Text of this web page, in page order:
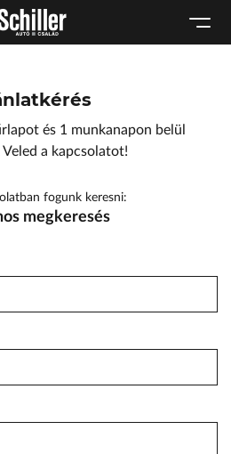
és 1 munkanapon belül
Veled a kapcsolatot!
fogunk keresni:
megkeresés